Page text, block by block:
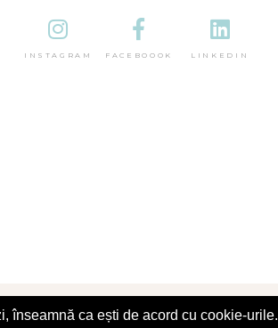
INSTAGRAM FACEBOOOK LINKEDIN
înseamnă ca ești de acord cu cookie-urile.